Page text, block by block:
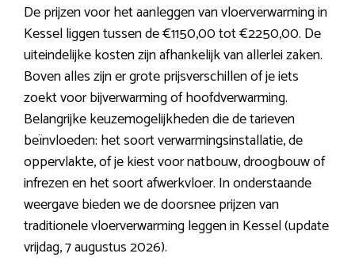
De prijzen voor het aanleggen van vloerverwarming in
Kessel liggen tussen de €1150,00 tot €2250,00. De
uiteindelijke kosten zijn afhankelijk van allerlei zaken.
Boven alles zijn er grote prijsverschillen of je iets
zoekt voor bijverwarming of hoofdverwarming.
Belangrijke keuzemogelijkheden die de tarieven
beïnvloeden: het soort verwarmingsinstallatie, de
oppervlakte, of je kiest voor natbouw, droogbouw of
infrezen en het soort afwerkvloer. In onderstaande
weergave bieden we de doorsnee prijzen van
traditionele vloerverwarming leggen in Kessel (update
vrijdag, 7 augustus 2026).